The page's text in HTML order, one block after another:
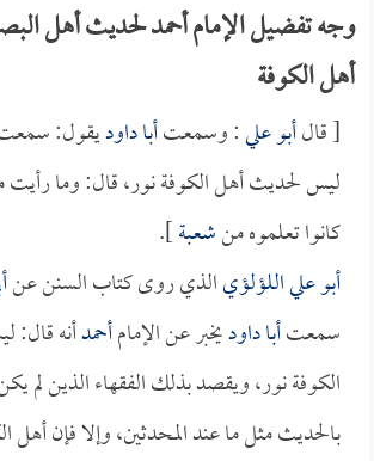
وجه تفضيل الإمام أحمد لحديث أهل
أهل الكوفة
[ قالأبو علي: وسمعتأبا داوديقول:
ليس لحديث أهل الكوفة نور، قال: وما رأيت
كانوا تعلموه منشعبة].
أبو علي اللؤلؤيالذي روى كتاب السنن عن
سمعتأبا داوديخبر عن الإمامأحمدأنه
الكوفة نور، ويقصد بذلك الفقهاء الذين لم
بالحديث مثل ما عند المحدثين، وإلا فإن أهل